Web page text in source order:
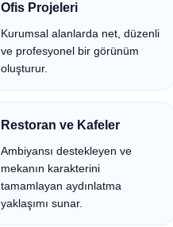
Ofis Projeleri
Kurumsal alanlarda net, düzenli
ve profesyonel bir görünüm
oluşturur.
Restoran ve Kafeler
Ambiyansı destekleyen ve
mekanın karakterini
tamamlayan aydınlatma
yaklaşımı sunar.